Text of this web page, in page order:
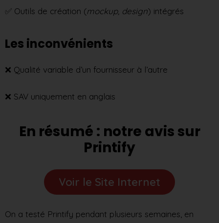
✅ Outils de création (mockup, design) intégrés
Les inconvénients
❌ Qualité variable d’un fournisseur à l’autre
❌ SAV uniquement en anglais
En résumé : notre avis sur
Printify
Voir le Site Internet
On a testé Printify pendant plusieurs semaines, en